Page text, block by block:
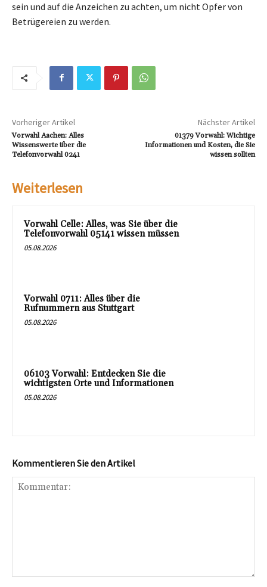
sein und auf die Anzeichen zu achten, um nicht Opfer von
Betrügereien zu werden.
Vorheriger Artikel
Vorwahl Aachen: Alles
Wissenswerte über die
Telefonvorwahl 0241
Nächster Artikel
01379 Vorwahl: Wichtige
Informationen und Kosten, die Sie
wissen sollten
Weiterlesen
Vorwahl Celle: Alles, was Sie über die
Telefonvorwahl 05141 wissen müssen
05.08.2026
Vorwahl 0711: Alles über die
Rufnummern aus Stuttgart
05.08.2026
06103 Vorwahl: Entdecken Sie die
wichtigsten Orte und Informationen
05.08.2026
Kommentieren Sie den Artikel